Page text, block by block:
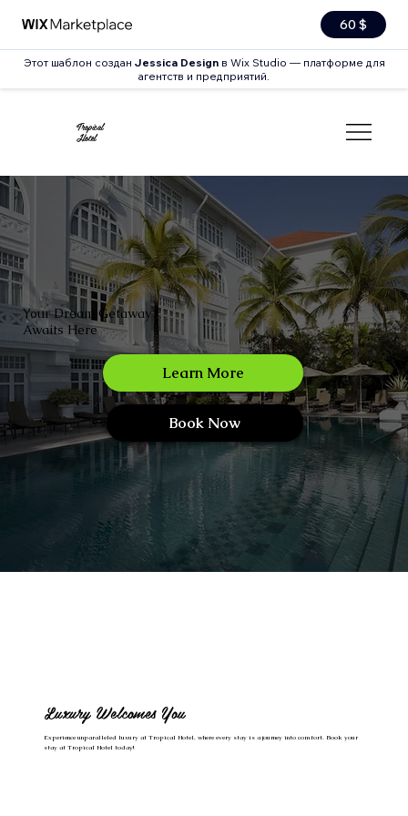
60 $
Этот шаблон создан Jessica Designв Wix Studio — платформе для
агентств и предприятий.